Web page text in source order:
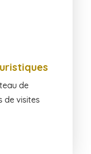
de
de visites